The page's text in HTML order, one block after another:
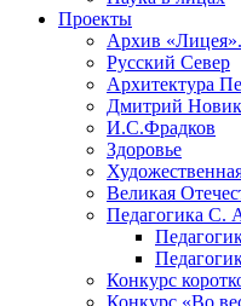
Проекты
Архив
Русский Север
Архитектура
Дмитрий
И.С.Фрадков
Здоровье
Великая
Педагогика С.
Конкурс